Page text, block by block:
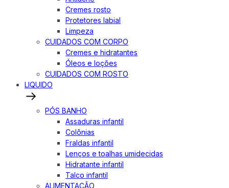
Cremes rosto
Protetores labial
Limpeza
CUIDADOS COM CORPO
Cremes e hidratantes
Óleos e loções
CUIDADOS COM ROSTO
LIQUIDO
PÓS BANHO
Assaduras infantil
Colônias
Fraldas infantil
Lenços e toalhas umidecidas
Hidratante infantil
Talco infantil
ALIMENTAÇÃO